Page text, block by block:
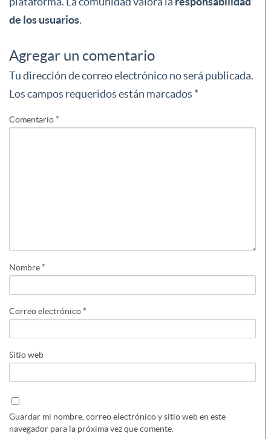
de los usuarios.
Agregar un comentario
Tu dirección de correo electrónico no será publicada.
Los campos requeridos están marcados *
Comentario*
Nombre*
Correo electrónico*
Sitio web
Guardar mi nombre, correo electrónico y sitio web en este
navegador para la próxima vez que comente.